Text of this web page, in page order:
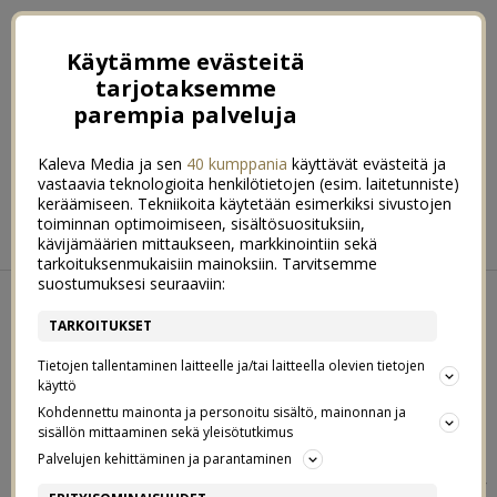
ETUSIVU RUOKA
HYVINVOINTI
KOTI & SISUSTUS
LIFESTYLE
MAANANTAI 19. MARRASKUUN 2018
TOP 10 LUONNONMUKAISTA
FRIDAY VINKKEJÄ!)
Käytämme evästeitä
tarjotaksemme
parempia palveluja
Kaleva Media ja sen 40 kumppania käyttävät evästeitä ja
vastaavia teknologioita henkilötietojen (esim. laitetunniste)
keräämiseen. Tekniikoita käytetään esimerkiksi sivustojen
toiminnan optimoimiseen, sisältösuosituksiin,
kävijämäärien mittaukseen, markkinointiin sekä
tarkoituksenmukaisiin mainoksiin. Tarvitsemme
suostumuksesi seuraaviin:
TARKOITUKSET
Tietojen tallentaminen laitteelle ja/tai laitteella olevien tietojen
käyttö
Kohdennettu mainonta ja personoitu sisältö, mainonnan ja
sisällön mittaaminen sekä yleisötutkimus
Palvelujen kehittäminen ja parantaminen